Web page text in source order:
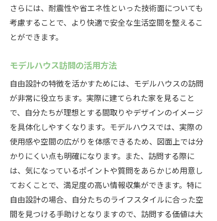
さらには、耐震性や省エネ性といった技術面についても
考慮することで、より快適で安全な生活空間を整えるこ
とができます。
モデルハウス訪問の活用方法
自由設計の特徴を活かすためには、モデルハウスの訪問
が非常に役立ちます。実際に建てられた家を見ること
で、自分たちが理想とする間取りやデザインのイメージ
を具体化しやすくなります。モデルハウスでは、実際の
使用感や空間の広がりを体感できるため、図面上では分
かりにくい点も明確になります。また、訪問する際に
は、気になっているポイントや質問をあらかじめ用意し
ておくことで、満足度の高い情報収集ができます。特に
自由設計の場合、自分たちのライフスタイルに合った空
間を見つける手助けとなりますので、訪問する価値は大